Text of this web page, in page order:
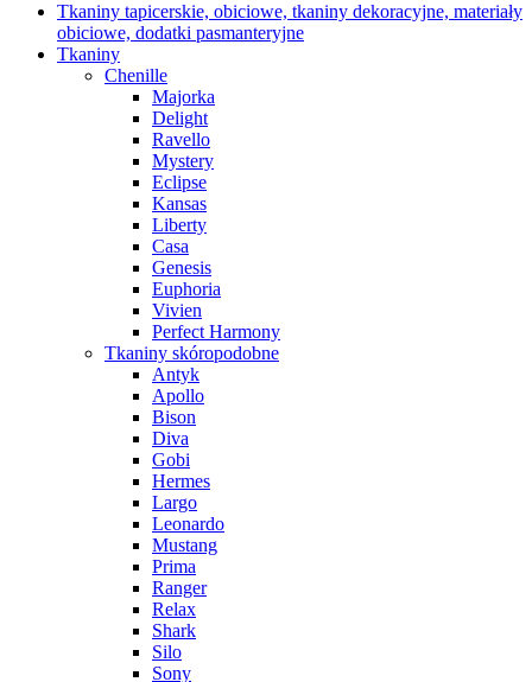
Tkaniny tapicerskie, obiciowe, tkaniny dekoracyjne, materiały
obiciowe, dodatki pasmanteryjne
Tkaniny
Chenille
Majorka
Delight
Ravello
Mystery
Eclipse
Kansas
Liberty
Casa
Genesis
Euphoria
Vivien
Perfect Harmony
Tkaniny skóropodobne
Antyk
Apollo
Bison
Diva
Gobi
Hermes
Largo
Leonardo
Mustang
Prima
Ranger
Relax
Shark
Silo
Sony